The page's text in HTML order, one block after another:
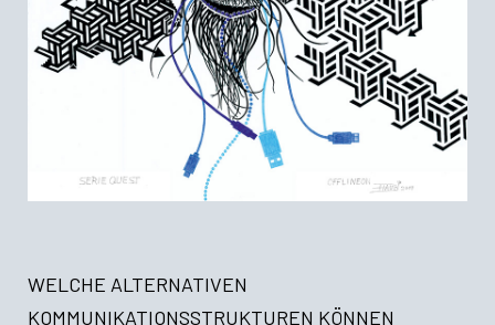
WELCHE ALTERNATIVEN
KOMMUNIKATIONSSTRUKTUREN KÖNNEN